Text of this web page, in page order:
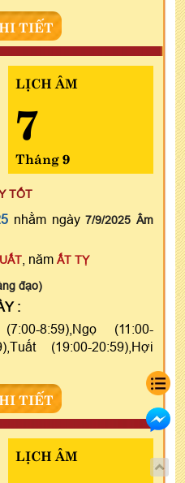
TIẾT
LỊCH ÂM
7
Tháng 9
TỐT
nhằm ngày7/9/2025 Âm
, năm ẤT TỴ
đạo)
:
8:59),Ngọ (11:00-
(19:00-20:59),Hợi
TIẾT
LỊCH ÂM